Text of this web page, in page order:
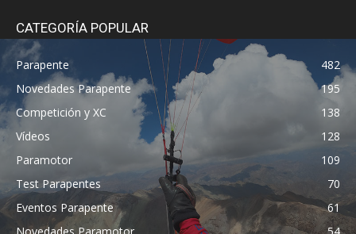
CATEGORÍA POPULAR
Parapente
482
Novedades Parapente
195
Competición y XC
138
Vídeos
128
Paramotor
109
Test Parapentes
70
Eventos Parapente
61